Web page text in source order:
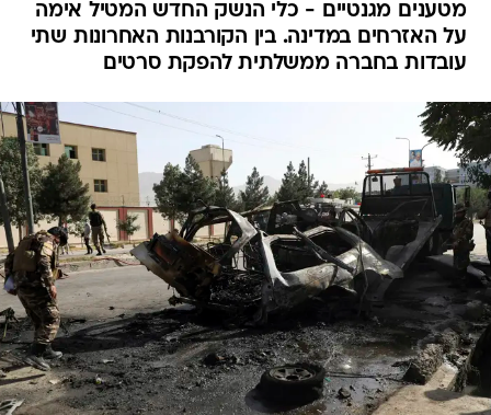
מטענים מגנטיים - כלי הנשק החדש המטיל אימה
על האזרחים במדינה. בין הקורבנות האחרונות שתי
עובדות בחברה ממשלתית להפקת סרטים